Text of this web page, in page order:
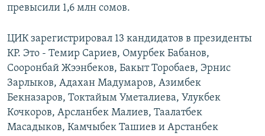
превысили 1,6 млн сомов.
ЦИК зарегистрировал 13 кандидатов в президенты
КР. Это - Темир Сариев, Омурбек Бабанов,
Сооронбай Жээнбеков, Бакыт Торобаев, Эрнис
Зарлыков, Адахан Мадумаров, Азимбек
Бекназаров, Токтайым Уметалиева, Улукбек
Кочкоров, Арсланбек Малиев, Таалатбек
Масадыков, Камчыбек Ташиев и Арстанбек